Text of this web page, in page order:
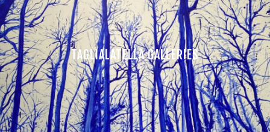
TAGLIALATELLA GALLERIES